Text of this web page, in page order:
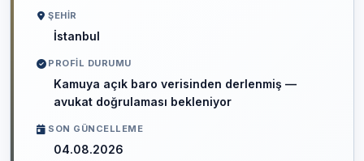
ŞEHIR
İstanbul
PROFIL DURUMU
Kamuya açık baro verisinden derlenmiş —
avukat doğrulaması bekleniyor
SON GÜNCELLEME
04.08.2026